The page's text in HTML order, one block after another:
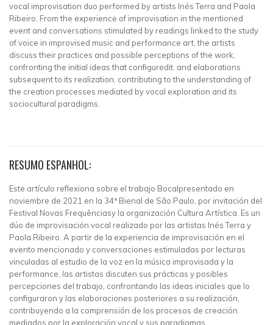
vocal improvisation duo performed by artists Inés Terra and Paola
Ribeiro. From the experience of improvisation in the mentioned
event and conversations stimulated by readings linked to the study
of voice in improvised music and performance art, the artists
discuss their practices and possible perceptions of the work,
confronting the initial ideas that configuredit. and elaborations
subsequent to its realization, contributing to the understanding of
the creation processes mediated by vocal exploration and its
sociocultural paradigms.
RESUMO ESPANHOL:
Este artículo reflexiona sobre el trabajo Bocalpresentado en
noviembre de 2021 en la 34ª Bienal de São Paulo, por invitación del
Festival Novas Frequênciasy la organización Cultura Artística. Es un
dúo de improvisación vocal realizado por las artistas Inés Terra y
Paola Ribeiro. A partir de la experiencia de improvisación en el
evento mencionado y conversaciones estimuladas por lecturas
vinculadas al estudio de la voz en la música improvisada y la
performance, las artistas discuten sus prácticas y posibles
percepciones del trabajo, confrontando las ideas iniciales que lo
configuraron y las elaboraciones posteriores a su realización,
contribuyendo a la comprensión de los procesos de creación
mediados por la exploración vocal y sus paradigmas